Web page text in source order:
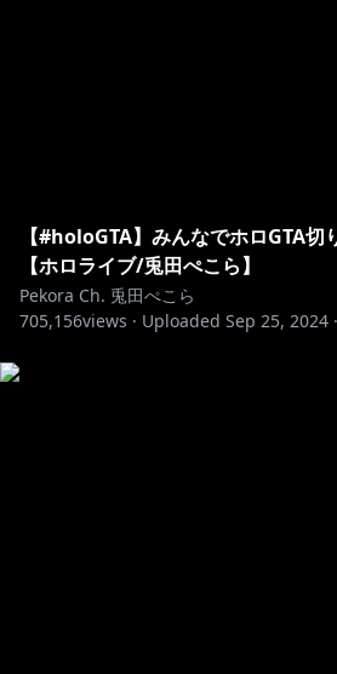
【#holoGTA】みんなでホロGTA切
【ホロライブ/兎田ぺこら】
Pekora Ch. 兎田ぺこら
705,156views · Uploaded Sep 25, 2024 ·